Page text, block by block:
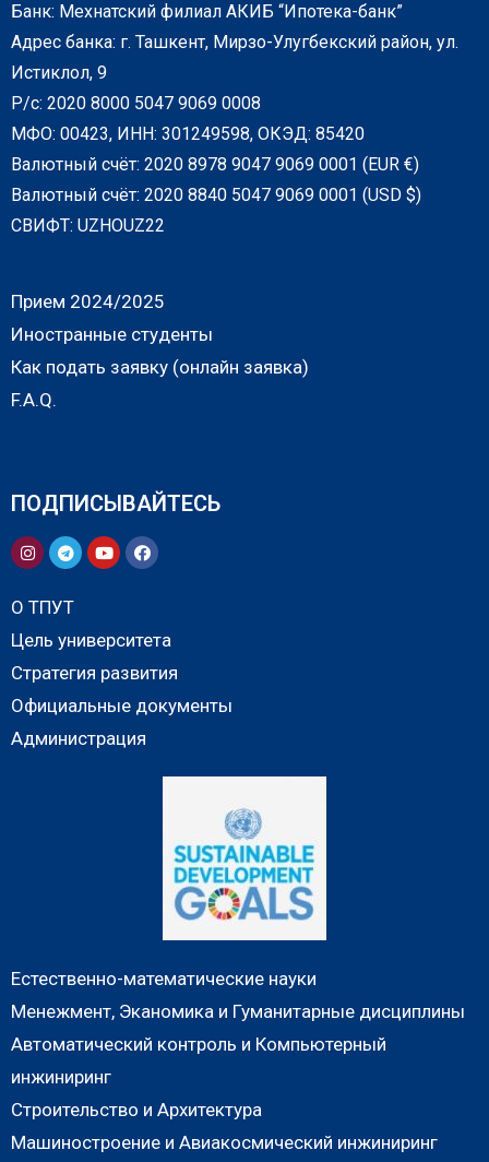
Банк: Мехнатский филиал АКИБ “Ипотека-банк”
Адрес банка: г. Ташкент, Мирзо-Улугбекский район, ул.
Истиклол, 9
Р/с: 2020 8000 5047 9069 0008
МФО: 00423, ИНН: 301249598, ОКЭД: 85420
Валютный счёт: 2020 8978 9047 9069 0001 (EUR €)
Валютный счёт: 2020 8840 5047 9069 0001 (USD $)
СВИФТ: UZHOUZ22
Прием 2024/2025
Иностранные студенты
Как подать заявку (онлайн заявка)
F.A.Q.
ПОДПИСЫВАЙТЕСЬ
О ТПУТ
Цель университета
Стратегия развития
Официальные документы
Администрация
Естественно-математические науки
Менежмент, Эканомика и Гуманитарные дисциплины
Автоматический контроль и Компьютерный
инжиниринг
Строительство и Архитектура
Машиностроение и Авиакосмический инжиниринг